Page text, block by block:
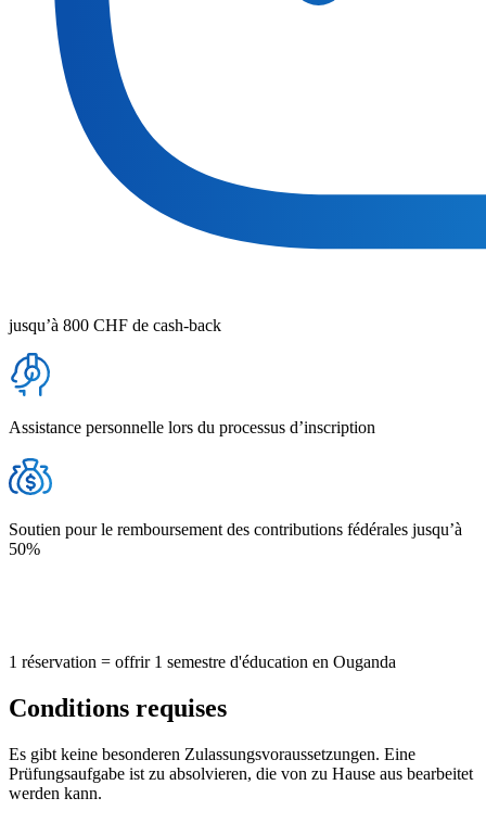
jusqu’à 800 CHF de cash-back
Assistance personnelle lors du processus d’inscription
Soutien pour le remboursement des contributions fédérales jusqu’à
50%
1 réservation = offrir 1 semestre d'éducation en Ouganda
Conditions requises
Es gibt keine besonderen Zulassungsvoraussetzungen. Eine
Prüfungsaufgabe ist zu absolvieren, die von zu Hause aus bearbeitet
werden kann.